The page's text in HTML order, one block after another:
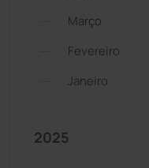
Março
Fevereiro
Janeiro
2025